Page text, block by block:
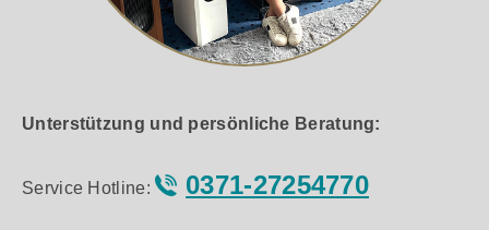
Unterstützung und persönliche Beratung:
Service Hotline: 0371-27254770